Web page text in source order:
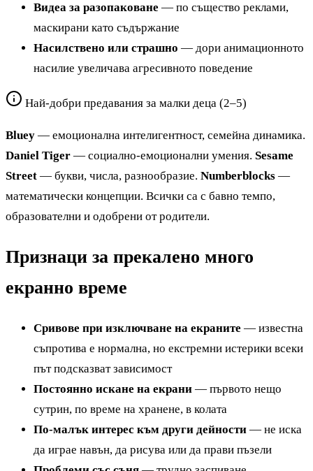
Видеа за разопаковане — по същество реклами,
маскирани като съдържание
Насилствено или страшно — дори анимационното
насилие увеличава агресивното поведение
Най-добри предавания за малки деца (2–5)
Bluey — емоционална интелигентност, семейна динамика.
Daniel Tiger — социално-емоционални умения. Sesame
Street — букви, числа, разнообразие. Numberblocks —
математически концепции. Всички са с бавно темпо,
образователни и одобрени от родители.
Признаци за прекалено много
екранно време
Сривове при изключване на екраните — известна
съпротива е нормална, но екстремни истерики всеки
път подсказват зависимост
Постоянно искане на екрани — първото нещо
сутрин, по време на хранене, в колата
По-малък интерес към други дейности — не иска
да играе навън, да рисува или да прави пъзели